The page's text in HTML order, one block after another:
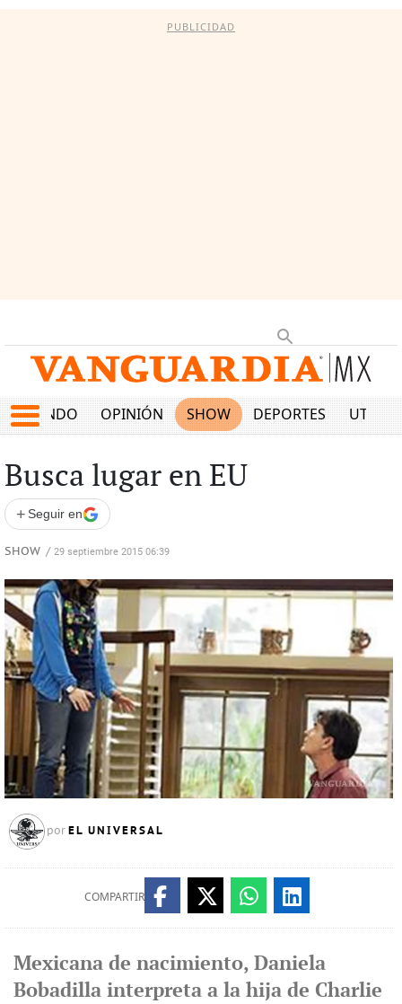
PUBLICIDAD
MUNDO OPINIÓN SHOW DEPORTES
Busca lugar en EU
+ Seguir en
SHOW / 29 septiembre 2015 06:39
por EL UNIVERSAL
COMPARTIR
Mexicana de nacimiento, Daniela
Bobadilla interpreta a la hija de Charlie